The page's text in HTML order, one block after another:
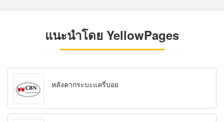
แนะนำโดย YellowPages
หลังคากระบะแครี่บอย